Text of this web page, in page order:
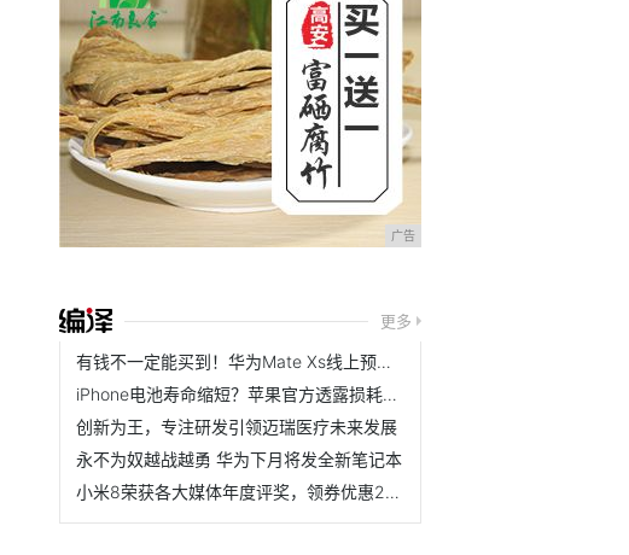
广告
更多
有钱不一定能买到！华为Mate Xs线上预约量超80W
iPhone电池寿命缩短？苹果官方透露损耗电池寿命的常见操作
创新为王，专注研发引领迈瑞医疗未来发展
永不为奴越战越勇 华为下月将发全新笔记本
小米8荣获各大媒体年度评奖，领券优惠200元